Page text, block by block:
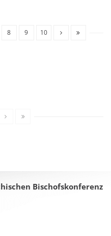
8 9 10
Bischofskonferenz